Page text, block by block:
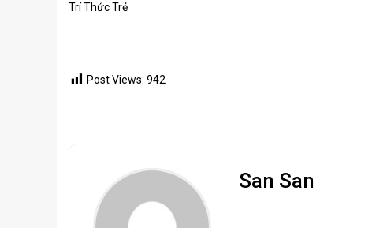
Trí Thức Trẻ
Post Views: 942
San San